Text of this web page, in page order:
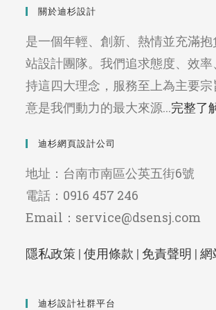
關於迪杉設計
是一個年輕、創新、熱情並充滿
站設計團隊。我們追求態度、效
持這四大理念，服務至上為主要
意是我們動力的最大來源...完整了
迪杉網頁設計公司
地址：台南市南區公英五街6號
電話：0916 457 246
Email：service@dsensj.com
隱私政策 |使用條款 | 免責聲明 |網
迪杉設計社群平台